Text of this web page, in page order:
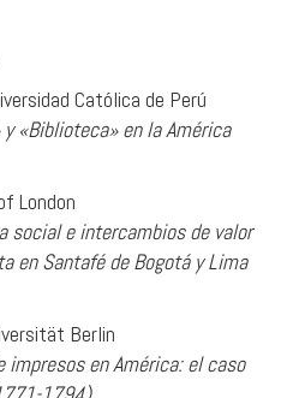
Católica de Perú
«Biblioteca» en la América
London
social e intercambios de valor
en Santafé de Bogotá y Lima
Berlin
en América: el caso